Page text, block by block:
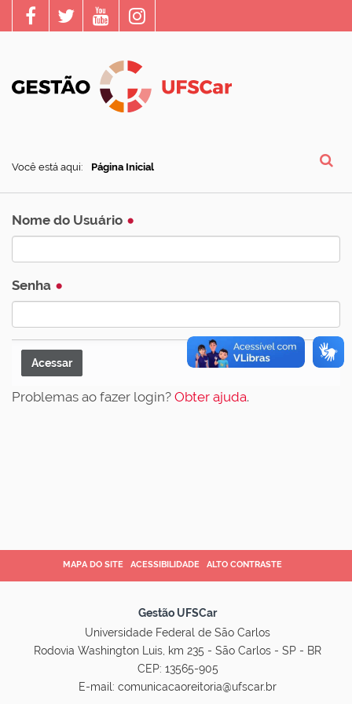
Você está aqui: Página Inicial
Nome do Usuário
Senha
Problemas ao fazer login? Obter ajuda.
MAPA DO SITE ACESSIBILIDADE ALTO CONTRASTE
Gestão UFSCar
Universidade Federal de São Carlos
Rodovia Washington Luis, km 235 - São Carlos - SP - BR
CEP: 13565-905
E-mail: comunicacaoreitoria@ufscar.br